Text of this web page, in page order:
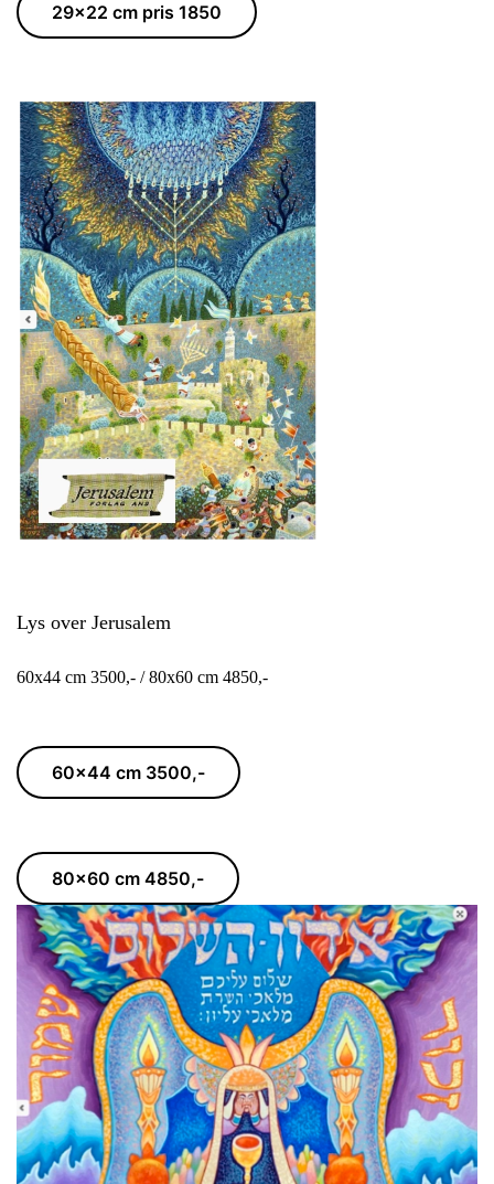
29x22 cm pris 1850
Lys over Jerusalem
60x44 cm 3500,- / 80x60 cm 4850,-
60x44 cm 3500,-
80x60 cm 4850,-